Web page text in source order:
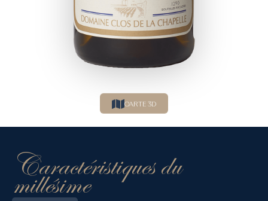
Caractéristiques du
millésime
CARTE 3D